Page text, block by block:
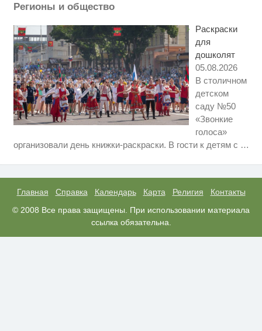
Регионы и общество
Раскраски
для
дошколят
05.08.2026
В столичном
детском
саду №50
«Звонкие
голоса»
организовали день книжки-раскраски. В гости к детям с …
Главная Справка Календарь Карта Религия
Контакты
© 2008 Все права защищены. При использовании материала
ссылка обязательна.
Этот танец невесты оставит вас
а смеяться вы будете долго
когда их не видят...
i
Ролик из Омска: вы будете
смеяться долго